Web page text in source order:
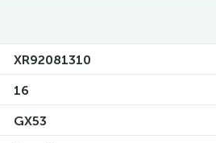
XR92081310
16
GX53